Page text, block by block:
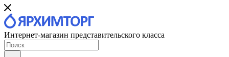
Интернет-магазин представительского класса